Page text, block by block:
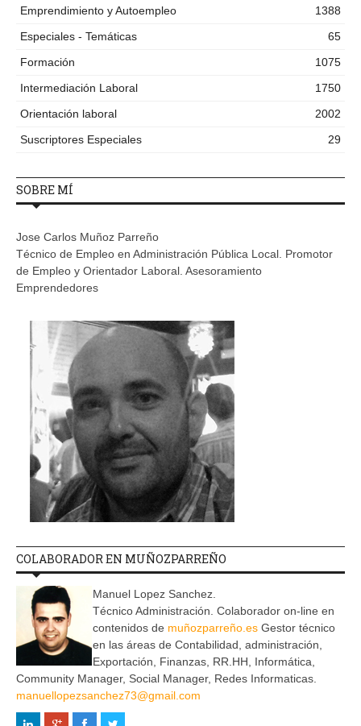
Emprendimiento y Autoempleo
1388
Especiales - Temáticas
65
Formación
1075
Intermediación Laboral
1750
Orientación laboral
2002
Suscriptores Especiales
29
SOBRE MÍ
Jose Carlos Muñoz Parreño
Técnico de Empleo en Administración Pública Local. Promotor
de Empleo y Orientador Laboral. Asesoramiento
Emprendedores
COLABORADOR EN MUÑOZPARREÑO
Manuel Lopez Sanchez.
Técnico Administración. Colaborador on-line en
contenidos de muñozparreño.es Gestor técnico
en las áreas de Contabilidad, administración,
Exportación, Finanzas, RR.HH, Informática,
Community Manager, Social Manager, Redes Informaticas.
manuellopezsanchez73@gmail.com